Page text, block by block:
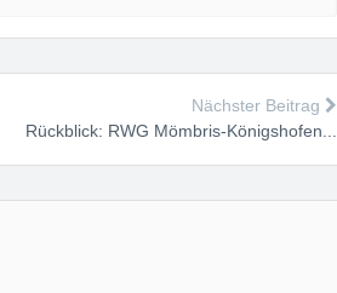
Nächster Beitrag
Rückblick: RWG Mömbris-Königshofen...